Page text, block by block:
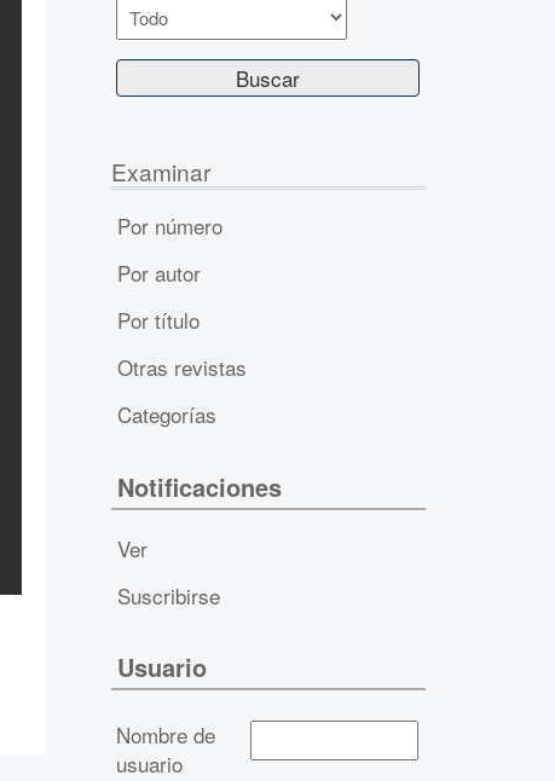
Examinar
Por número
Por autor
Por título
Otras revistas
Categorías
Notificaciones
Ver
Suscribirse
Usuario
Nombre de
usuario